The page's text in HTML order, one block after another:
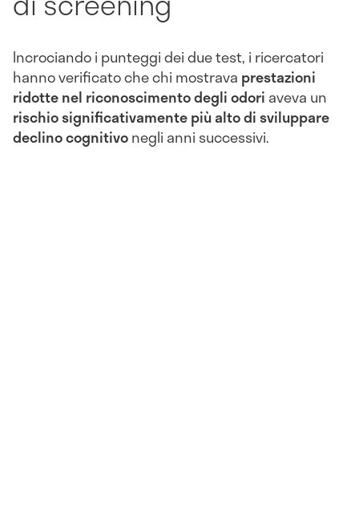
Incrociando i punteggi dei due test, i ricercatori
hanno verificato che chi mostrava prestazioni
ridotte nel riconoscimento degli odori aveva un
rischio significativamente più alto di sviluppare
declino cognitivonegli anni successivi.